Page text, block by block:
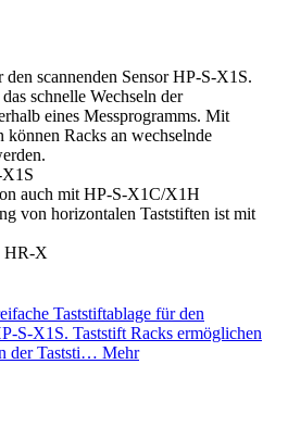
scannenden Sensor HP-S-X1S.
schnelle Wechseln der
eines Messprogramms. Mit
können Racks an wechselnde
auch mit HP-S-X1C/X1H
von horizontalen Taststiften ist mit
HR-X
Taststiftablage für den
S-X1S. Taststift Racks ermöglichen
der Taststi… Mehr